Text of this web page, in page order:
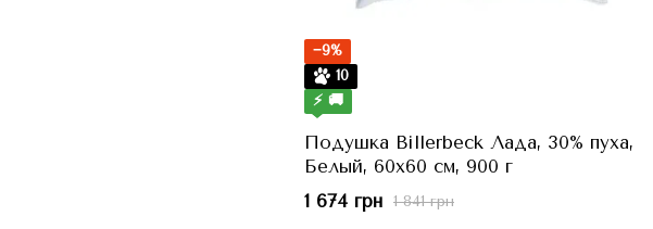
−9%
10
⚡ 🚚
Подушка Billerbeck Лада, 30% пуха,
Белый, 60x60 см, 900 г
1 841 грн
1 674 грн